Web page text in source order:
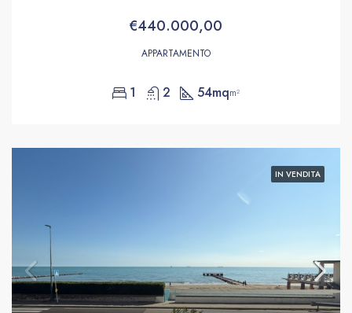
€440.000,00
APPARTAMENTO
1 2 54mqm²
IN VENDITA